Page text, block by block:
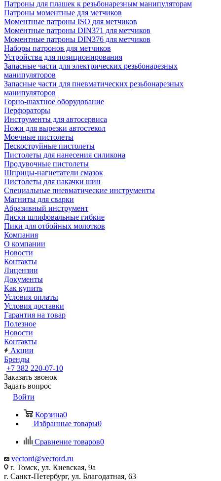
Патроны для плашек к резьбонарезным манипуляторам
Патроны моментные для метчиков
Моментные патроны ISO для метчиков
Моментные патроны DIN371 для метчиков
Моментные патроны DIN376 для метчиков
Наборы патронов для метчиков
Устройства для позиционирования
Запасные части для электрических резьбонарезных
манипуляторов
Запасные части для пневматических резьбонарезных
манипуляторов
Горно-шахтное оборудование
Перфораторы
Инструменты для автосервиса
Ножи для вырезки автостекол
Моечные пистолеты
Пескоструйные пистолеты
Пистолеты для нанесения силикона
Продувочные пистолеты
Шприцы-нагнетатели смазок
Пистолеты для накачки шин
Специальные пневматические инструменты
Магниты для сварки
Абразивный инструмент
Диски шлифовальные гибкие
Пики для отбойных молотков
Компания
О компании
Новости
Контакты
Лицензии
Документы
Как купить
Условия оплаты
Условия доставки
Гарантия на товар
Полезное
Новости
Контакты
Акции
Бренды
+7 382 220-07-10
Заказать звонок
Задать вопрос
Войти
Корзина0
Избранные товары0
Сравнение товаров0
vectord@vectord.ru
г. Томск, ул. Киевская, 9а
г. Санкт-Петербург, ул. Благодатная, 63